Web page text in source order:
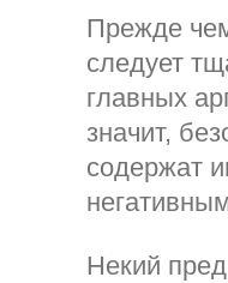
Прежде
следует
главных
значит,
содержат
Некий